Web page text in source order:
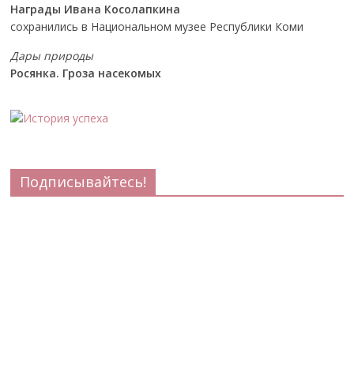
Награды Ивана Косолапкина
сохранились в Национальном музее Республики Коми
Дары природы
Росянка. Гроза насекомых
Подписывайтесь!